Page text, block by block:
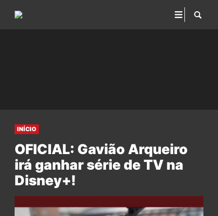
INÍCIO
OFICIAL: Gavião Arqueiro
irá ganhar série de TV na
Disney+!